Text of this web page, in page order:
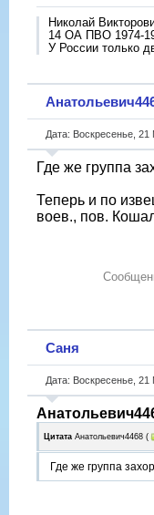
Николай
14 ОА ПВО 1974-
У России только
Дата: Воскресенье,
Где же группа
Теперь и по
воев., пов.
Саня
Дата: Воскресенье,
Цитата Анатольевич4468 (
Где же группа